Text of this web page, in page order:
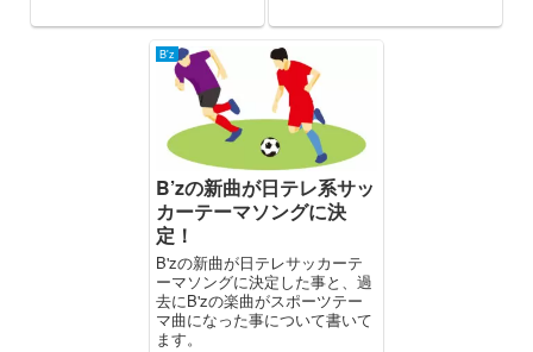
B'z
B’zの新曲が日テレ系サッ
カーテーマソングに決
定！
B'zの新曲が日テレサッカーテ
ーマソングに決定した事と、過
去にB'zの楽曲がスポーツテー
マ曲になった事について書いて
ます。